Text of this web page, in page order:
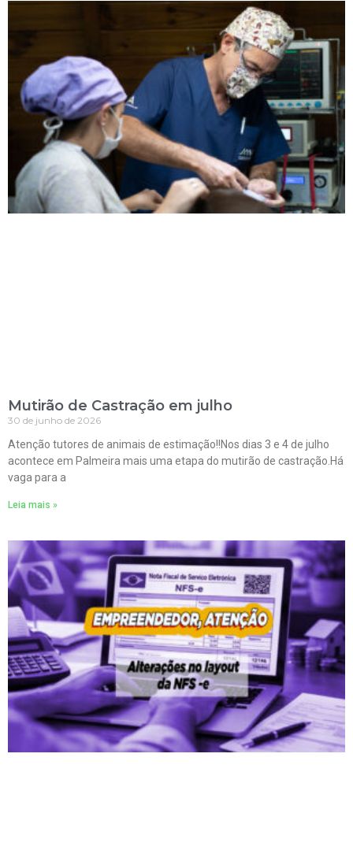
Mutirão de Castração em julho
30 de junho de 2026
Atenção tutores de animais de estimação!!Nos dias 3 e 4 de julho
acontece em Palmeira mais uma etapa do mutirão de castração.Há
vaga para a
Leia mais »